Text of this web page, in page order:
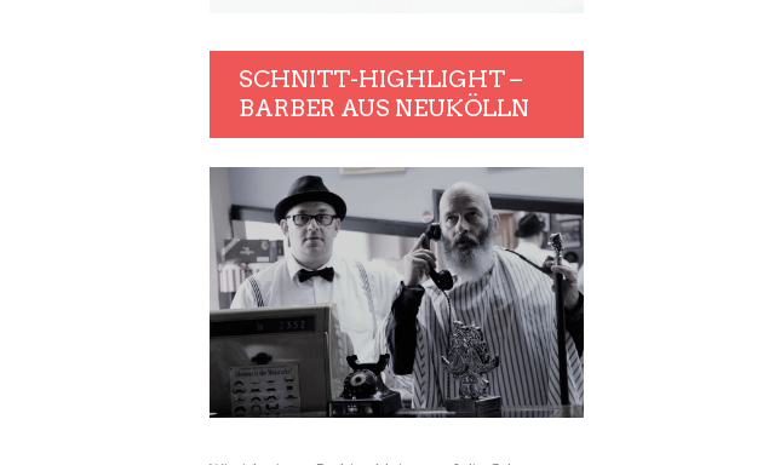
SCHNITT-HIGHLIGHT –
BARBER AUS NEUKÖLLN